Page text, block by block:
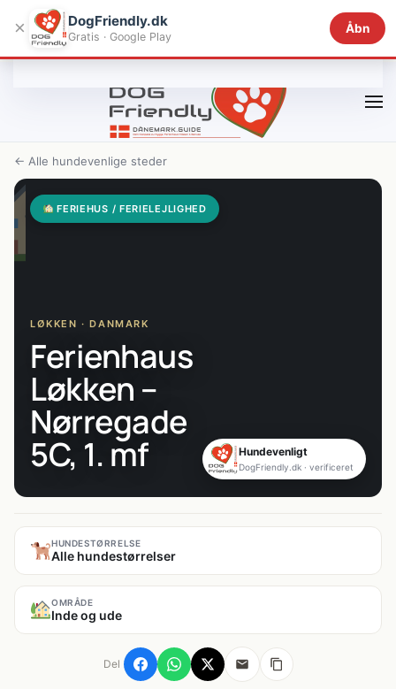
Gå til hovedindhold
× DogFriendly.dk
Gratis · Google Play
Åbn
← Alle hundevenlige steder
FERIEHUS / FERIELEJLIGHED
LØKKEN · DANMARK
Ferienhaus
Løkken –
Nørregade
5C, 1. mf Hundevenligt
DogFriendly.dk · verificeret
HUNDESTØRRELSE
Alle hundestørrelser
OMRÅDE
Inde og ude
Del